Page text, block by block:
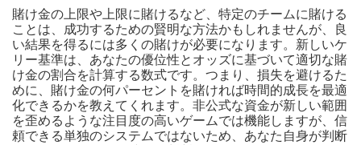
賭け金の上限や上限に賭けるなど、特定のチームに賭ける
ことは、成功するための賢明な方法かもしれませんが、良
い結果を得るには多くの賭けが必要になります。新しいケ
リー基準は、あなたの優位性とオッズに基づいて適切な賭
け金の割合を計算する数式です。つまり、損失を避けるた
めに、賭け金の何パーセントを賭ければ時間的成長を最適
化できるかを教えてくれます。非公式な資金が新しい範囲
を歪めるような注目度の高いゲームでは機能しますが、信
頼できる単独のシステムではないため、あなた自身が判断